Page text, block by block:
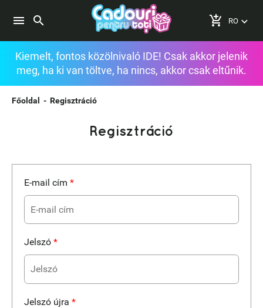
Kiemelt, fontos közölnivaló IDE! Csak akkor jelenik
meg, ha ki van töltve, ha nincs, akkor csak eltűnik.
menu search add_shopping_cart keyboard_arrow_down
Főoldal - Regisztráció
Regisztráció
E-mail cím *
Jelszó *
Jelszó újra *